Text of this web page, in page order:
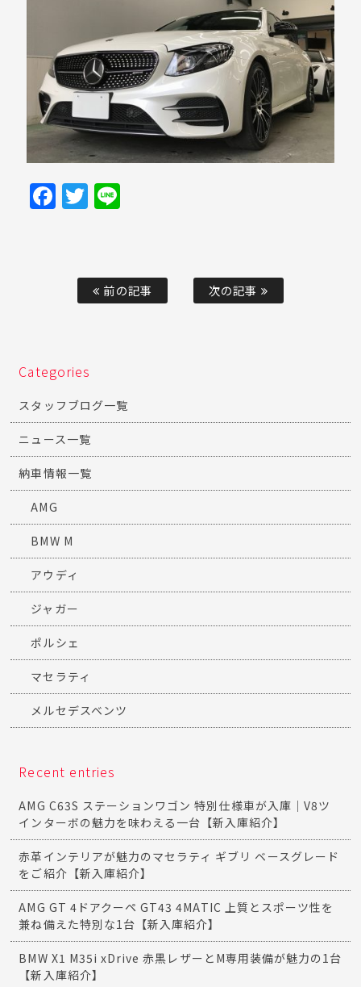
Facebook
Twitter
前の記事 次の記事
Categories
スタッフブログ一覧
ニュース一覧
納車情報一覧
AMG
BMW M
アウディ
ジャガー
ポルシェ
マセラティ
メルセデスベンツ
Recent entries
AMG C63S ステーションワゴン 特別仕様車が入庫｜V8ツ
インターボの魅力を味わえる一台【新入庫紹介】
赤革インテリアが魅力のマセラティ ギブリ ベースグレード
をご紹介【新入庫紹介】
AMG GT 4ドアクーペ GT43 4MATIC 上質とスポーツ性を
兼ね備えた特別な1台【新入庫紹介】
BMW X1 M35i xDrive 赤黒レザーとM専用装備が魅力の1台
【新入庫紹介】